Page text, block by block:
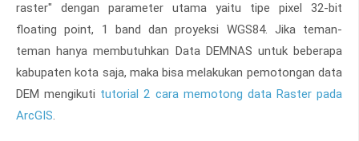
raster" dengan parameter utama yaitu tipe pixel 32-bit
floating point, 1 band dan proyeksi WGS84. Jika teman-
teman hanya membutuhkan Data DEMNAS untuk beberapa
kabupaten kota saja, maka bisa melakukan pemotongan data
DEM mengikuti tutorial 2 cara memotong data Raster pada
ArcGIS.